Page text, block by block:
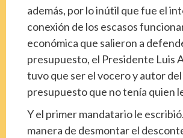
además, por lo inútil que fue el
conexión de los escasos
económica que salieron a
presupuesto, el Presidente Luis
tuvo que ser el vocero y autor del
presupuesto que no tenía quien
Y el primer mandatario le
manera de desmontar el